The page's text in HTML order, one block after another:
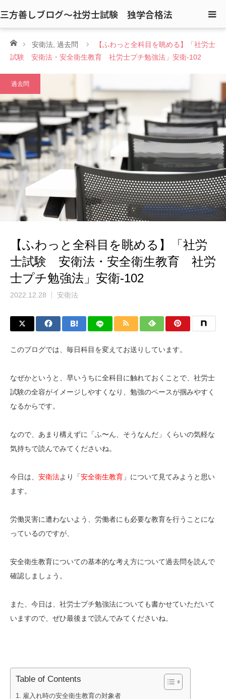
三方善しブログ〜社労士試験 独学合格法
ホーム安衛法 過去問
【ふわっと全科目を眺める】「社労士
試験 安衛法・安全衛生教育 社労士プチ勉強法」安衛-102
過去問
【ふわっと全科目を眺める】「社労
士試験 安衛法・安全衛生教育 社労
士プチ勉強法」安衛-102
2022.12.28 安衛法
このブログでは、毎日科目を変えてお送りしています。
なぜかというと、早いうちに全科目に触れておくことで、社労士
試験の全容がイメージしやすくなり、勉強のペースが掴みやすく
なるからです。
なので、あまり構えずに「ふ〜ん、そうなんだ」くらいの気軽な
気持ちで読んでみてくださいね。
今日は、 安衛法より「安全衛生教育 」について見てみようと思い
ます。
労働災害に遭わないよう、労働者にも必要な教育を行うことにな
っているのですが、
安全衛生教育についての基本的な考え方について過去問を読んで
確認しましょう。
また、今日は、社労士プチ勉強法についても書かせていただいて
いますので、ぜひ最後まで読んでみてくださいね。
Table of Contents
雇入れ時の安全衛生教育の対象者